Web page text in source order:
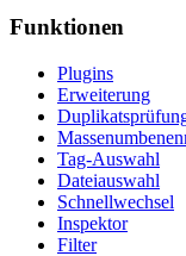
Funktionen
Plugins
Erweiterung
Tag-Auswahl
Dateiauswahl
Schnellwechsel
Inspektor
Filter